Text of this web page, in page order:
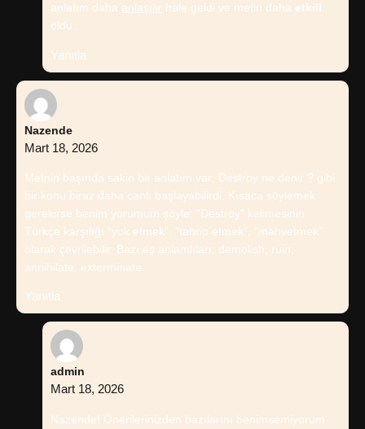
anlatım daha anlaşılır hale geldi ve metin daha etkili
oldu.
Yanıtla
Nazende
Mart 18, 2026
Metnin başında sakin bir anlatım var; Destroy ne denir ? gibi
bir konu biraz daha canlı başlayabilirdi. Kısaca söylemek
gerekirse benim yorumum şöyle: “Destroy” kelimesinin
Türkçe karşılığı “yok etmek”, “tahrip etmek”, “mahvetmek”
olarak çevrilebilir. Bazı eş anlamlıları: demolish; ruin;
annihilate; exterminate.
Yanıtla
admin
Mart 18, 2026
Nazende! Önerilerinizden bazılarını benimsemiyorum